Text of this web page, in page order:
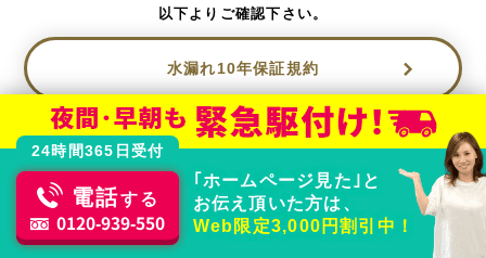
以下よりご確認下さい。
水漏れ10年保証規約
水回りトラブルはおまかせください
24時間365日受付
電話する
0120-939-550
｢ホームページ見た｣と
お伝え頂いた方は、
Web限定3,000円割引中！